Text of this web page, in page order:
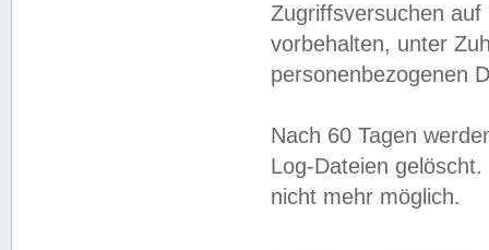
Zugriffsversuchen
vorbehalten, unter
personenbezogenen
Nach 60 Tagen
Log-Dateien
nicht mehr möglich.